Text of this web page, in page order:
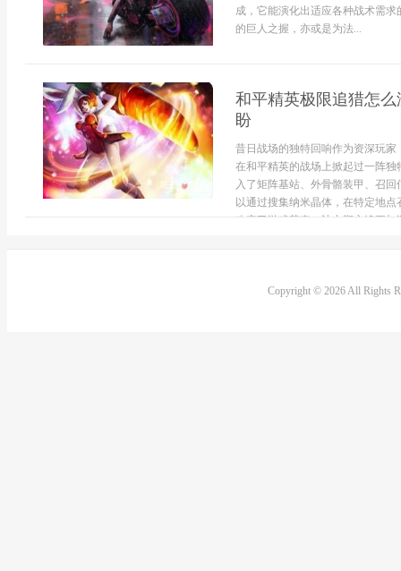
成，它能演化出适应各种战术需
的巨人之握，亦或是为法...
和平精英极限追猎怎
盼
昔日战场的独特回响作为资深玩
在和平精英的战场上掀起过一阵
入了矩阵基站、外骨骼装甲、召
以通过搜集纳米晶体，在特定地
改变了游戏节奏，让中期交锋更
Copyright © 2026 All Rights